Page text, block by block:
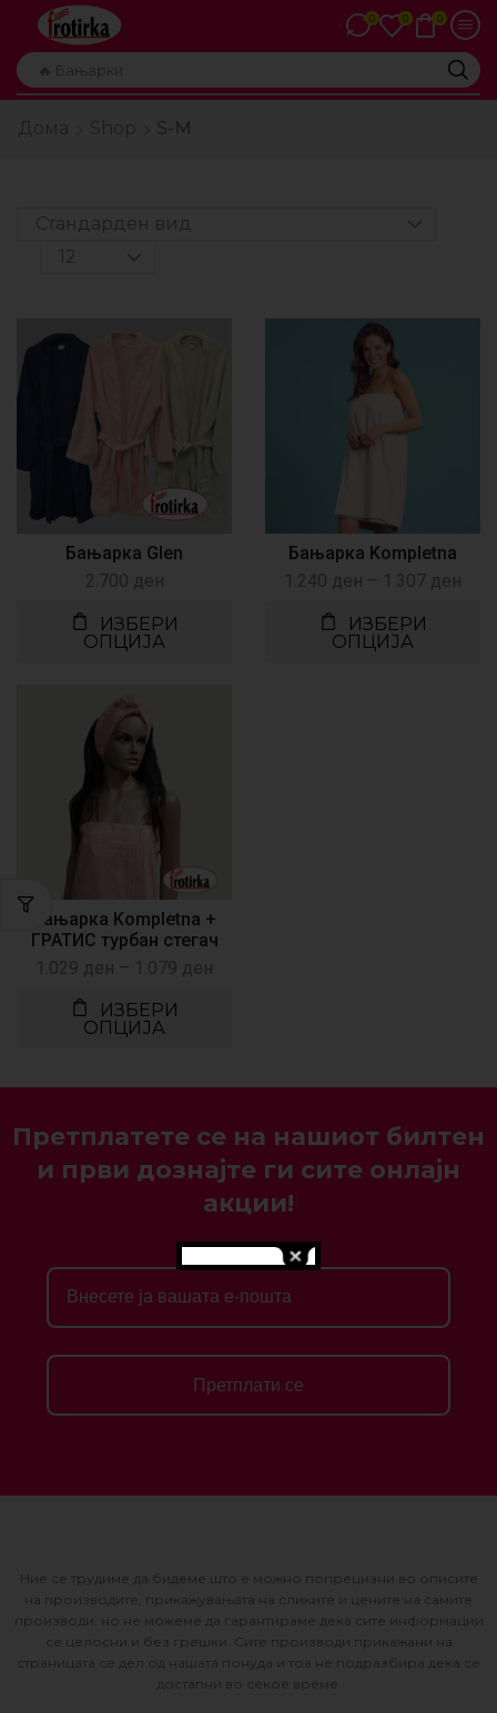
🔥 Бањарки
0 0 0
Бањарка Glen
2.700 ден
ИЗБЕРИ
ОПЦИЈА
Бањарка Kompletna
1.240 ден – 1.307 ден
ИЗБЕРИ
ОПЦИЈА
Бањарка Kompletna +
ГРАТИС турбан стегач
1.029 ден – 1.079 ден
ИЗБЕРИ
ОПЦИЈА
Претплатете се на нашиот билтен
и први дознајте ги сите онлајн
акции!
Претплати се
Ние се трудиме да бидеме што е можно попрецизни во описите
на производите, прикажувањата на сликите и цените на самите
производи, но не можеме да гарантираме дека сите информации
се целосни и без грешки. Сите производи прикажани на
страницата се дел од нашата понуда и тоа не подразбира дека се
достапни во секое време.